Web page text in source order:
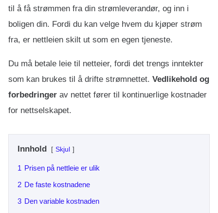
til å få strømmen fra din strømleverandør, og inn i
boligen din. Fordi du kan velge hvem du kjøper strøm
fra, er nettleien skilt ut som en egen tjeneste.
Du må betale leie til netteier, fordi det trengs inntekter
som kan brukes til å drifte strømnettet. Vedlikehold og
forbedringer av nettet fører til kontinuerlige kostnader
for nettselskapet.
Innhold Skjul
1 Prisen på nettleie er ulik
2 De faste kostnadene
3 Den variable kostnaden